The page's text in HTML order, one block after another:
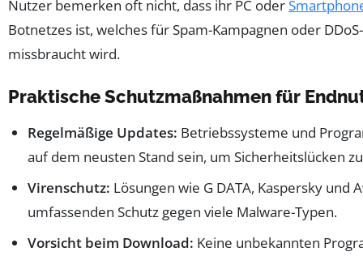
Nutzer bemerken oft nicht, dass ihr PC oder
Botnetzes ist, welches für Spam-Kampagnen oder
missbraucht wird.
Praktische Schutzmaßnahmen für
Regelmäßige Updates: Betriebssysteme und
auf dem neusten Stand sein, um Sicherheitslücken
Virenschutz: Lösungen wie G DATA, Kaspersky und
umfassenden Schutz gegen viele Malware-Typen.
Vorsicht beim Download: Keine unbekannten